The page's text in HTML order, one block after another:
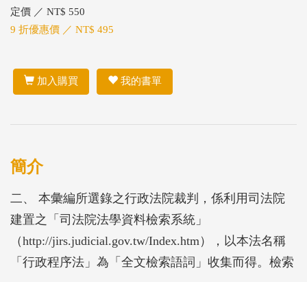
定價 ／ NT$ 550
9 折優惠價 ／ NT$ 495
加入購買 我的書單
簡介
二、 本彙編所選錄之行政法院裁判，係利用司法院
建置之「司法院法學資料檢索系統」
（http://jirs.judicial.gov.tw/Index.htm），以本法名稱
「行政程序法」為「全文檢索語詞」收集而得。檢索